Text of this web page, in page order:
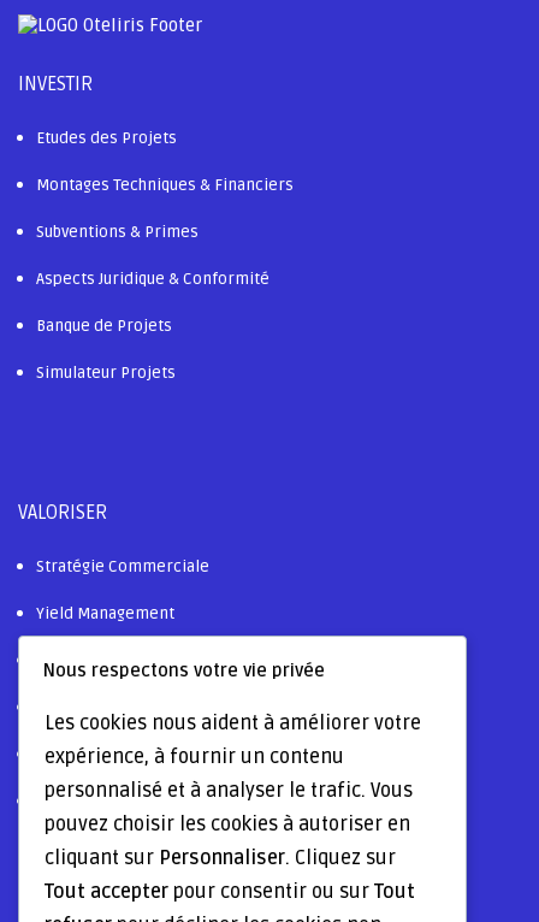
INVESTIR
Etudes des Projets
Montages Techniques & Financiers
Subventions & Primes
Aspects Juridique & Conformité
Banque de Projets
Simulateur Projets
VALORISER
Stratégie Commerciale
Yield Management
Ressources Humaines
Certifications & Labels
Tourisme Durable
OPTIMISER
Nous respectons votre vie privée
Les cookies nous aident à améliorer votre
expérience, à fournir un contenu
personnalisé et à analyser le trafic. Vous
pouvez choisir les cookies à autoriser en
cliquant sur Personnaliser. Cliquez sur
Tout accepter pour consentir ou sur Tout